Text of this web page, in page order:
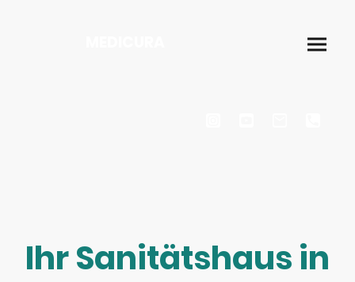
Ihr Sanitätshaus in